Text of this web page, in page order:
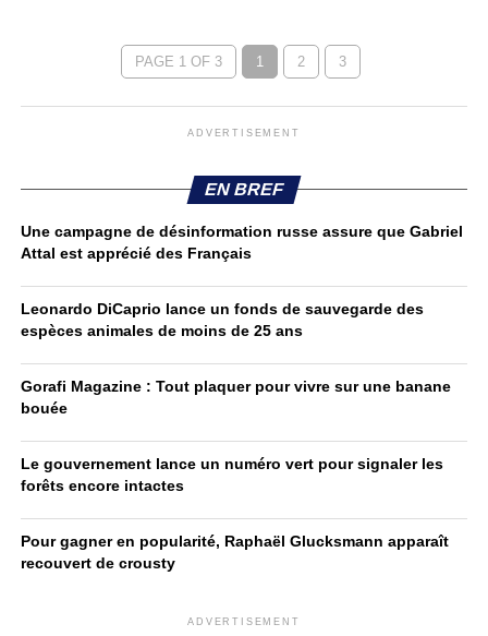
PAGE 1 OF 3 1 2 3
ADVERTISEMENT
EN BREF
Une campagne de désinformation russe assure que Gabriel
Attal est apprécié des Français
Leonardo DiCaprio lance un fonds de sauvegarde des
espèces animales de moins de 25 ans
Gorafi Magazine : Tout plaquer pour vivre sur une banane
bouée
Le gouvernement lance un numéro vert pour signaler les
forêts encore intactes
Pour gagner en popularité, Raphaël Glucksmann apparaît
recouvert de crousty
ADVERTISEMENT